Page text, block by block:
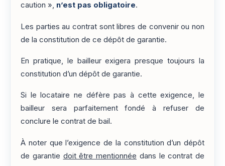
caution », n’est pas obligatoire.
Les parties au contrat sont libres de convenir ou non
de la constitution de ce dépôt de garantie.
En pratique, le bailleur exigera presque toujours la
constitution d’un dépôt de garantie.
Si le locataire ne défère pas à cette exigence, le
bailleur sera parfaitement fondé à refuser de
conclure le contrat de bail.
À noter que l’exigence de la constitution d’un dépôt
de garantie doit être mentionnée dans le contrat de